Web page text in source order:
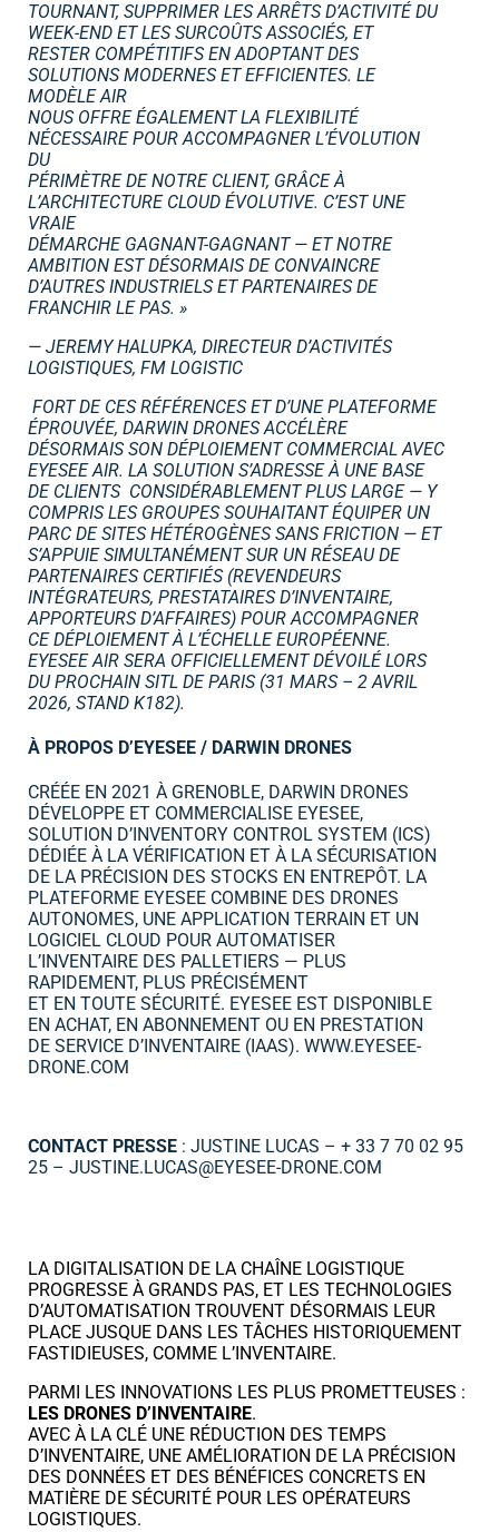
TOURNANT, SUPPRIMER LES ARRÊTS D’ACTIVITÉ DU
WEEK-END ET LES SURCOÛTS ASSOCIÉS, ET
RESTER COMPÉTITIFS EN ADOPTANT DES
SOLUTIONS MODERNES ET EFFICIENTES. LE
MODÈLE AIR
NOUS OFFRE ÉGALEMENT LA FLEXIBILITÉ
NÉCESSAIRE POUR ACCOMPAGNER L’ÉVOLUTION
DU
PÉRIMÈTRE DE NOTRE CLIENT, GRÂCE À
L’ARCHITECTURE CLOUD ÉVOLUTIVE. C’EST UNE
VRAIE
DÉMARCHE GAGNANT-GAGNANT — ET NOTRE
AMBITION EST DÉSORMAIS DE CONVAINCRE
D’AUTRES INDUSTRIELS ET PARTENAIRES DE
FRANCHIR LE PAS. »
— JEREMY HALUPKA, DIRECTEUR D’ACTIVITÉS
LOGISTIQUES, FM LOGISTIC
FORT DE CES RÉFÉRENCES ET D’UNE PLATEFORME
ÉPROUVÉE, DARWIN DRONES ACCÉLÈRE
DÉSORMAIS SON DÉPLOIEMENT COMMERCIAL AVEC
EYESEE AIR. LA SOLUTION S’ADRESSE À UNE BASE
DE CLIENTS CONSIDÉRABLEMENT PLUS LARGE — Y
COMPRIS LES GROUPES SOUHAITANT ÉQUIPER UN
PARC DE SITESHÉTÉROGÈNES SANS FRICTION — ET
S’APPUIE SIMULTANÉMENT SUR UN RÉSEAU DE
PARTENAIRES CERTIFIÉS (REVENDEURS
INTÉGRATEURS, PRESTATAIRES D’INVENTAIRE,
APPORTEURS D’AFFAIRES) POUR ACCOMPAGNER
CEDÉPLOIEMENT À L’ÉCHELLE EUROPÉENNE.
EYESEE AIR SERA OFFICIELLEMENT DÉVOILÉ LORS
DU PROCHAIN SITL DE PARIS (31 MARS – 2 AVRIL
2026, STAND K182).
À PROPOS D’EYESEE / DARWIN DRONES
CRÉÉE EN 2021 À GRENOBLE, DARWIN DRONES
DÉVELOPPE ET COMMERCIALISE EYESEE,
SOLUTION D’INVENTORY CONTROL SYSTEM (ICS)
DÉDIÉE À LA VÉRIFICATION ET À LA SÉCURISATION
DE LA PRÉCISION DES STOCKS EN ENTREPÔT. LA
PLATEFORME EYESEE COMBINE DES DRONES
AUTONOMES, UNE APPLICATION TERRAIN ET UN
LOGICIEL CLOUD POUR AUTOMATISER
L’INVENTAIRE DES PALLETIERS — PLUS
RAPIDEMENT, PLUS PRÉCISÉMENT
ET EN TOUTE SÉCURITÉ. EYESEE EST DISPONIBLE
EN ACHAT, EN ABONNEMENT OU EN PRESTATION
DE SERVICE D’INVENTAIRE (IAAS). WWW.EYESEE-
DRONE.COM
CONTACT PRESSE : JUSTINE LUCAS – + 33 7 70 02 95
25 – JUSTINE.LUCAS@EYESEE-DRONE.COM
LA DIGITALISATION DE LA CHAÎNE LOGISTIQUE
PROGRESSE À GRANDS PAS, ET LES TECHNOLOGIES
D’AUTOMATISATION TROUVENT DÉSORMAIS LEUR
PLACE JUSQUE DANS LES TÂCHES HISTORIQUEMENT
FASTIDIEUSES, COMME L’INVENTAIRE.
PARMI LES INNOVATIONS LES PLUS PROMETTEUSES :
LES DRONES D’INVENTAIRE.
AVEC À LA CLÉ UNE RÉDUCTION DES TEMPS
D’INVENTAIRE, UNE AMÉLIORATION DE LA PRÉCISION
DES DONNÉES ET DES BÉNÉFICES CONCRETS EN
MATIÈRE DE SÉCURITÉ POUR LES OPÉRATEURS
LOGISTIQUES.